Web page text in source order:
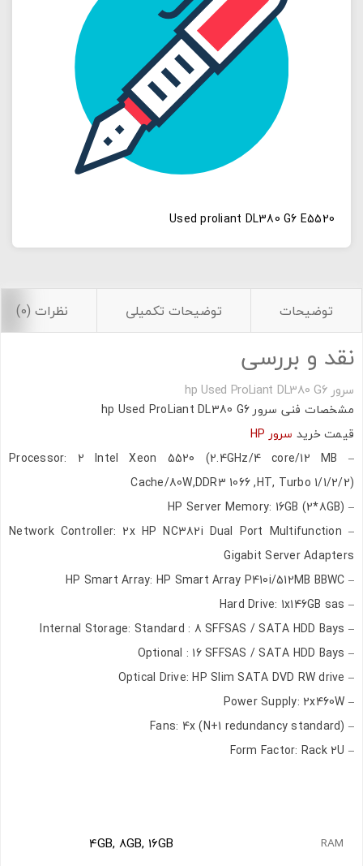
Used proliant DL380 G6 E5520
توضیحات توضیحات تکمیلی نظرات (0)
نقد و بررسی
سرور hp Used ProLiant DL380 G6
مشخصات فنی سرور hp Used ProLiant DL380 G6
قیمت خرید سرور HP
– Processor: 2 Intel Xeon 5520 (2.4GHz/4 core/12 MB
Cache/80W,DDR3 1066 ,HT, Turbo 1/1/2/2)
– HP Server Memory: 16GB (2*8GB)
– Network Controller: 2x HP NC382i Dual Port Multifunction
Gigabit Server Adapters
– HP Smart Array: HP Smart Array P410i/512MB BBWC
– Hard Drive: 1x146GB sas
– Internal Storage: Standard : 8 SFFSAS / SATA HDD Bays
– Optional : 16 SFFSAS / SATA HDD Bays
– Optical Drive: HP Slim SATA DVD RW drive
– Power Supply: 2x460W
– Fans: 4x (N+1 redundancy standard)
– Form Factor: Rack 2U
RAM
4GB, 8GB, 16GB